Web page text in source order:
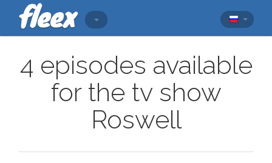
4 episodes available
for the tv show
Roswell